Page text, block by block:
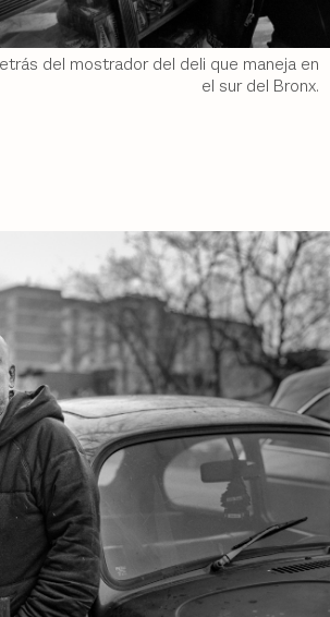
del mostrador del deli que maneja en
el sur del Bronx.